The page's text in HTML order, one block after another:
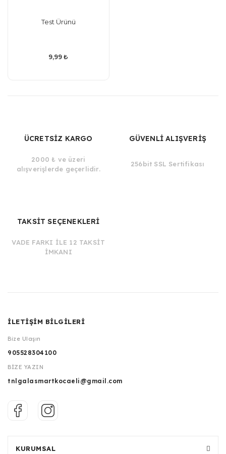
Test Ürünü
9,99 ₺
ÜCRETSİZ KARGO
2000 ₺ ve üzeri
alışverişlerde geçerlidir.
GÜVENLİ ALIŞVERİŞ
256bit SSL Sertifikası
TAKSİT SEÇENEKLERİ
VADE FARKI İLE 12 TAKSİT
İMKANI
İLETİŞİM BİLGİLERİ
Bize Ulaşın
905528304100
BİZE YAZIN
tnlgalasmartkocaeli@gmail.com
KURUMSAL